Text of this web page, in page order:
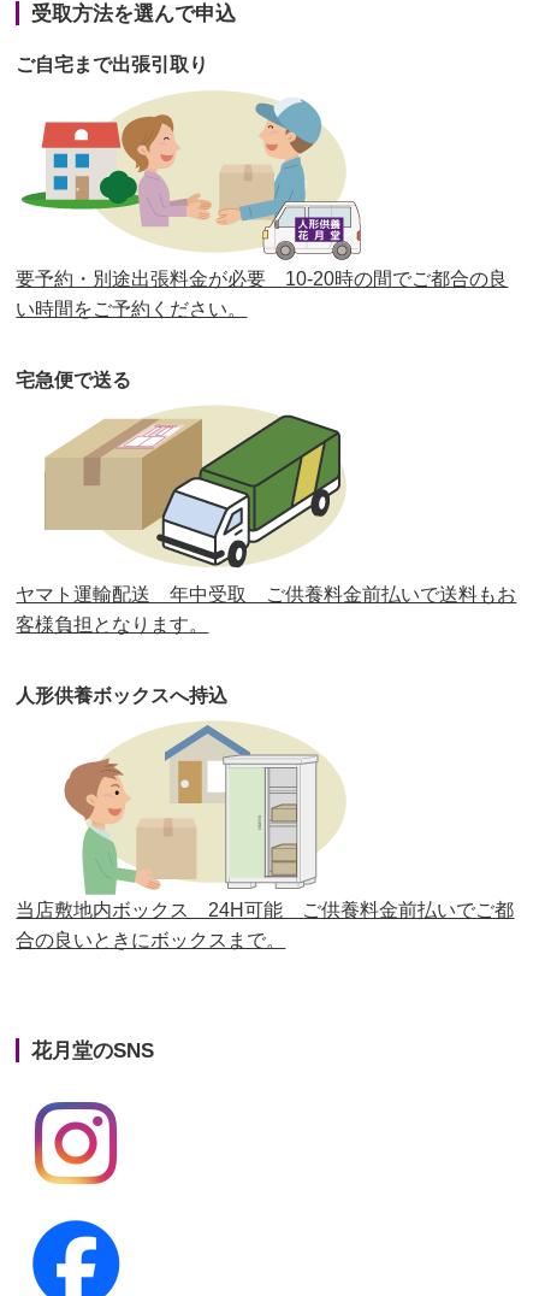
第39回人形供養祭令和2年10月22日(木)
第38回人形供養祭 令和2年8月26日(水)
第37回人形供養祭 令和2年6月8日(月)
第36回人形供養祭 令和2年4月16日(木)
第35回人形供養祭令和2年2月13日(木)
第33回人形供養祭
第32回人形供養祭 令和元年6月12日(水)
第31回人形供養祭 平成31年3月13日(水)
第30回人形供養祭平成30年11月28日(水)
第29回人形供養祭平成30年5月23日(水)
第27回人形供養祭平成29年6月14日(水)
第26回人形供養祭平成28年12月15日(木)
第25回人形供養祭 平成28年6月16日(木)
第24回人形供養祭 平成27年11月27日
第23回人形供養祭平成26年12月5日
第22回人形供養祭平成26年4月28日
第20回人形供養祭
第19回人形供養祭
第18回人形供養祭
第16回人形供養祭
受取方法を選んで申込
ご自宅まで出張引取り
要予約・別途出張料金が必要 10-20時の間でご都合の良
い時間をご予約ください。
宅急便で送る
ヤマト運輸配送 年中受取 ご供養料金前払いで送料もお
客様負担となります。
人形供養ボックスへ持込
当店敷地内ボックス 24H可能 ご供養料金前払いでご都
合の良いときにボックスまで。
花月堂のSNS